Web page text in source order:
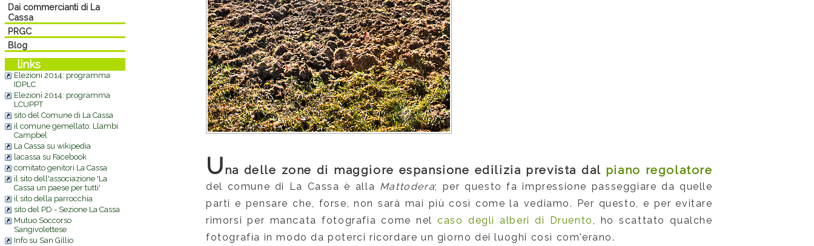
Dai commercianti di La
Cassa
PRGC
Blog
links
Elezioni 2014: programma
IDPLC
Elezioni 2014: programma
LCUPPT
sito del Comune di La Cassa
il comune gemellato: Llambi
Campbel
La Cassa su wikipedia
lacassa su Facebook
comitato genitori La Cassa
il sito dell'associazione 'La
Cassa un paese per tutti'
il sito della parrocchia
sito del PD - Sezione La Cassa
Mutuo Soccorso
Sangivolettese
Info su San Gillio
Una delle zone di maggiore espansione edilizia prevista dal piano regolatore
del comune di La Cassa è alla Mattodera; per questo fa impressione passeggiare da quelle
parti e pensare che, forse, non sarà mai più così come la vediamo. Per questo, e per evitare
rimorsi per mancata fotografia come nelcaso degli alberi di Druento, ho scattato qualche
fotografia in modo da poterci ricordare un giorno dei luoghi così com'erano.